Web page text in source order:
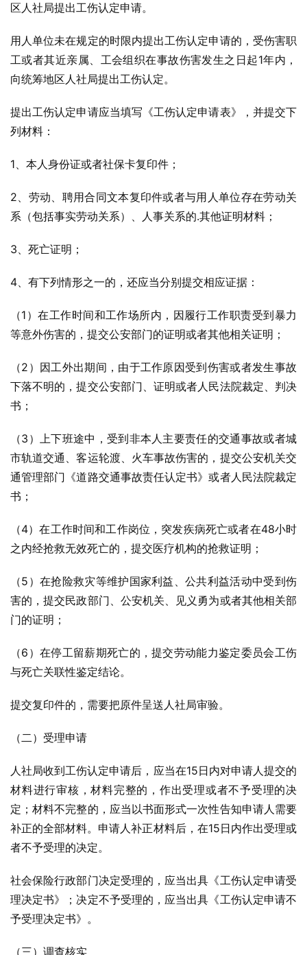
区人社局提出工伤认定申请。
用人单位未在规定的时限内提出工伤认定申请的，受伤害职
工或者其近亲属、工会组织在事故伤害发生之日起1年内，
向统筹地区人社局提出工伤认定。
提出工伤认定申请应当填写《工伤认定申请表》，并提交下
列材料：
1、本人身份证或者社保卡复印件；
2、劳动、聘用合同文本复印件或者与用人单位存在劳动关
系（包括事实劳动关系）、人事关系的.其他证明材料；
3、死亡证明；
4、有下列情形之一的，还应当分别提交相应证据：
（1）在工作时间和工作场所内，因履行工作职责受到暴力
等意外伤害的，提交公安部门的证明或者其他相关证明；
（2）因工外出期间，由于工作原因受到伤害或者发生事故
下落不明的，提交公安部门、证明或者人民法院裁定、判决
书；
（3）上下班途中，受到非本人主要责任的交通事故或者城
市轨道交通、客运轮渡、火车事故伤害的，提交公安机关交
通管理部门《道路交通事故责任认定书》或者人民法院裁定
书；
（4）在工作时间和工作岗位，突发疾病死亡或者在48小时
之内经抢救无效死亡的，提交医疗机构的抢救证明；
（5）在抢险救灾等维护国家利益、公共利益活动中受到伤
害的，提交民政部门、公安机关、见义勇为或者其他相关部
门的证明；
（6）在停工留薪期死亡的，提交劳动能力鉴定委员会工伤
与死亡关联性鉴定结论。
提交复印件的，需要把原件呈送人社局审验。
（二）受理申请
人社局收到工伤认定申请后，应当在15日内对申请人提交的
材料进行审核，材料完整的，作出受理或者不予受理的决
定；材料不完整的，应当以书面形式一次性告知申请人需要
补正的全部材料。申请人补正材料后，在15日内作出受理或
者不予受理的决定。
社会保险行政部门决定受理的，应当出具《工伤认定申请受
理决定书》；决定不予受理的，应当出具《工伤认定申请不
予受理决定书》。
（三）调查核实